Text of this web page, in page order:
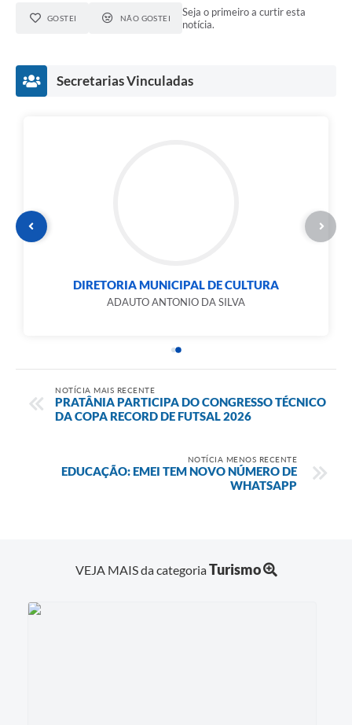
GOSTEI NÃO GOSTEI
Seja o primeiro a curtir esta
notícia.
Secretarias Vinculadas
DIRETORIA MUNICIPAL DE CULTURA
ADAUTO ANTONIO DA SILVA
NOTÍCIA MAIS RECENTE
PRATÂNIA PARTICIPA DO CONGRESSO TÉCNICO
DA COPA RECORD DE FUTSAL 2026
NOTÍCIA MENOS RECENTE
EDUCAÇÃO: EMEI TEM NOVO NÚMERO DE
WHATSAPP
VEJA MAIS da categoriaTurismo